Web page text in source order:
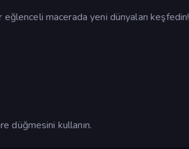
macerada yeni dünyaları keşfedin!
düğmesini kullanın.